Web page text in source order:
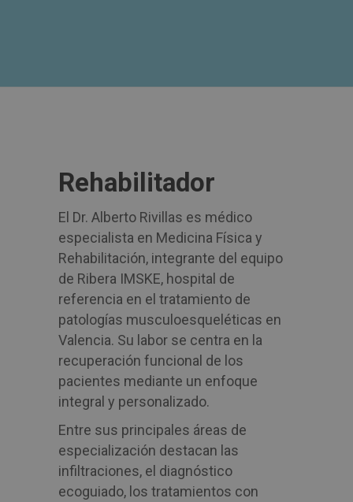
Rehabilitador
El Dr. Alberto Rivillas es médico
especialista en Medicina Física y
Rehabilitación, integrante del equipo
de Ribera IMSKE, hospital de
referencia en el tratamiento de
patologías musculoesqueléticas en
Valencia. Su labor se centra en la
recuperación funcional de los
pacientes mediante un enfoque
integral y personalizado.
Entre sus principales áreas de
especialización destacan las
infiltraciones, el diagnóstico
ecoguiado, los tratamientos con